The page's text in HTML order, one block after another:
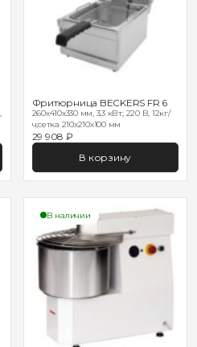
Фритюрница BECKERS FR 6
260x410x330 мм, 3,3 кВт; 220 В, 12кг/
ч;сетка 210х210х100 мм
29 908 ₽
В корзину
В наличии